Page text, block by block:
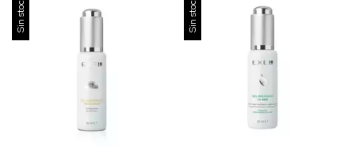
Sin stock Sin stock